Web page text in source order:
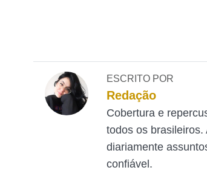
ESCRITO POR
Redação
Cobertura e
todos os brasileiros.
diariamente
confiável.